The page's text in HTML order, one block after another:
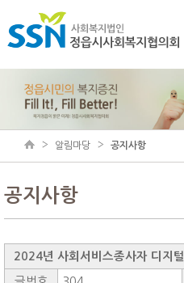
알림마당 공지사항
공지사항
2024년 사회서비스종사자 디지